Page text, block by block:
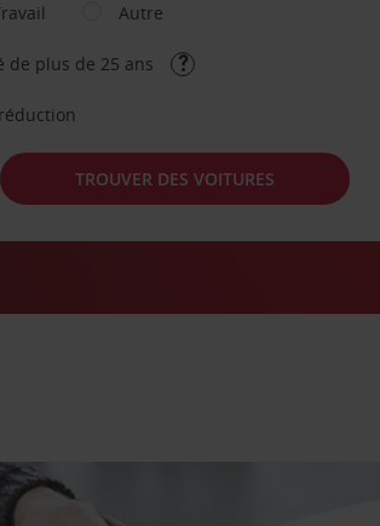
Autre
de plus de 25 ans
TROUVER DES VOITURES